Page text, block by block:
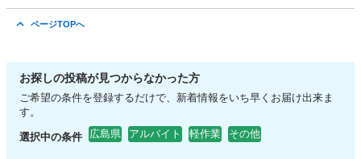
ページTOPへ
お探しの投稿が見つからなかった方
ご希望の条件を登録するだけで、新着情報をいち早くお届け出来ま
す。
選択中の条件 広島県 アルバイト 軽作業 その他